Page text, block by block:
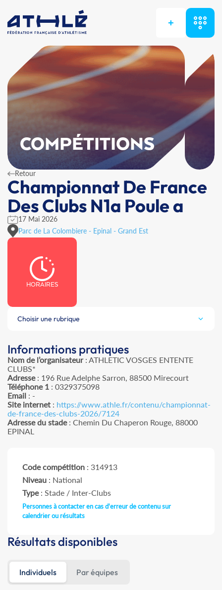
+
COMPÉTITIONS
Retour
Championnat De France
Des Clubs N1a Poule a
17 Mai 2026
Parc de La Colombiere - Epinal - Grand Est
HORAIRES
Choisir une rubrique
Informations pratiques
Nom de l’organisateur: ATHLETIC VOSGES ENTENTE
CLUBS*
Adresse: 196 Rue Adelphe Sarron, 88500 Mirecourt
Téléphone 1 : 0329375098
Email : -
Site internet : https://www.athle.fr/contenu/championnat-
de-france-des-clubs-2026/7124
Adresse du stade: Chemin Du Chaperon Rouge, 88000
EPINAL
Code compétition : 314913
Niveau : National
Type: Stade / Inter-Clubs
Personnes à contacter en cas d'erreur de contenu sur
calendrier ou résultats
Résultats disponibles
Individuels Par équipes